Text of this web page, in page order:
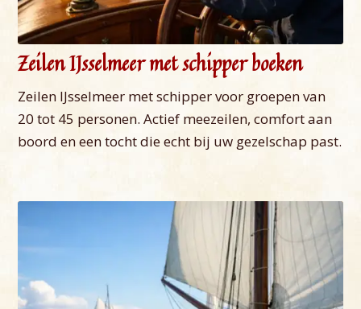
Zeilen IJsselmeer met schipper boeken
Zeilen IJsselmeer met schipper voor groepen van
20 tot 45 personen. Actief meezeilen, comfort aan
boord en een tocht die echt bij uw gezelschap past.